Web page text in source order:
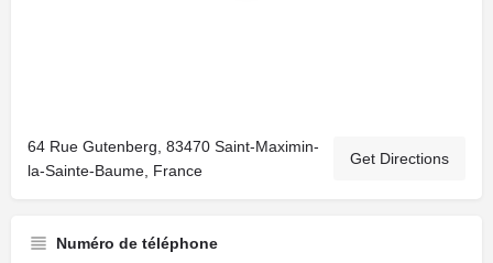
64 Rue Gutenberg, 83470 Saint-Maximin-
la-Sainte-Baume, France
Get Directions
Numéro de téléphone